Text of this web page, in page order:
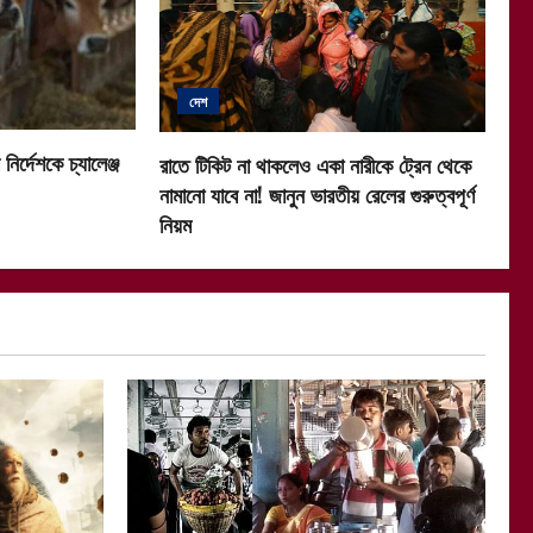
চ্যালেঞ্জ
দেশ
রাতে টিকিট না থাকলেও একা নারীকে ট্রেন থেকে
নামানো যাবে না! জানুন ভারতীয় রেলের গুরুত্বপূর্ণ
নিয়ম